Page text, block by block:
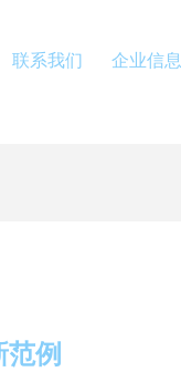
联系我们 企业信息
例